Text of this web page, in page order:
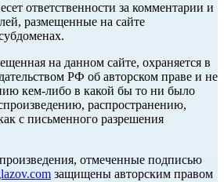
ответственности за комментарии и
размещенные на сайте
на данном сайте, охраняется в
РФ об авторском праве и не
кем-либо в какой бы то ни было
распространению,
с письменного разрешения
отмеченные подписью
защищены авторским правом